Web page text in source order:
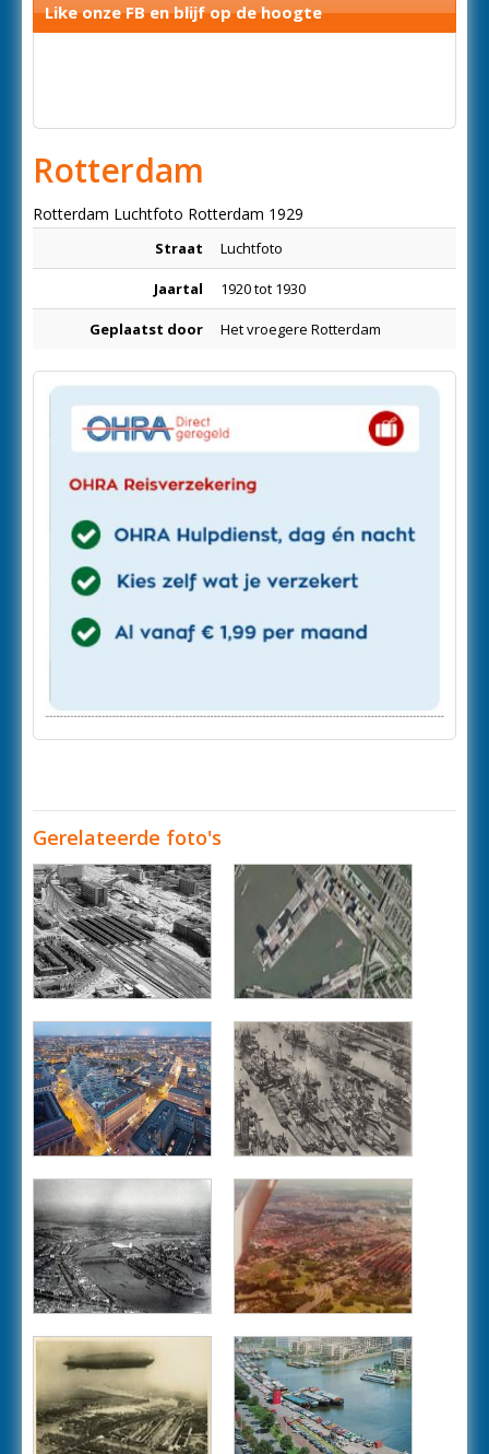
Like onze FB en blijf op de hoogte
Rotterdam
Rotterdam Luchtfoto Rotterdam 1929
Straat Luchtfoto
Jaartal 1920 tot 1930
Geplaatst door Het vroegere Rotterdam
Gerelateerde foto's